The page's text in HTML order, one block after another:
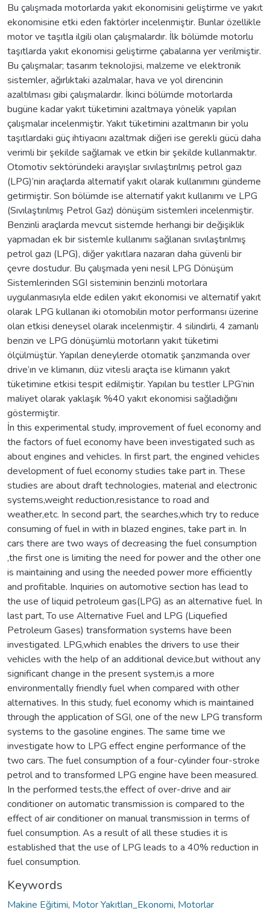
Bu çalışmada motorlarda yakıt ekonomisini geliştirme ve yakıt
ekonomisine etki eden faktörler incelenmiştir. Bunlar özellikle
motor ve taşıtla ilgili olan çalışmalardır. İlk bölümde motorlu
taşıtlarda yakıt ekonomisi geliştirme çabalarına yer verilmiştir.
Bu çalışmalar; tasarım teknolojisi, malzeme ve elektronik
sistemler, ağırlıktaki azalmalar, hava ve yol direncinin
azaltılması gibi çalışmalardır. İkinci bölümde motorlarda
bugüne kadar yakıt tüketimini azaltmaya yönelik yapılan
çalışmalar incelenmiştir. Yakıt tüketimini azaltmanın bir yolu
taşıtlardaki güç ihtiyacını azaltmak diğeri ise gerekli gücü daha
verimli bir şekilde sağlamak ve etkin bir şekilde kullanmaktır.
Otomotiv sektöründeki arayışlar sıvılaştırılmış petrol gazı
(LPG)’nin araçlarda alternatif yakıt olarak kullanımını gündeme
getirmiştir. Son bölümde ise alternatif yakıt kullanımı ve LPG
(Sıvılaştırılmış Petrol Gaz) dönüşüm sistemleri incelenmiştir.
Benzinli araçlarda mevcut sistemde herhangi bir değişiklik
yapmadan ek bir sistemle kullanımı sağlanan sıvılaştırılmış
petrol gazı (LPG), diğer yakıtlara nazaran daha güvenli bir
çevre dostudur. Bu çalışmada yeni nesil LPG Dönüşüm
Sistemlerinden SGI sisteminin benzinli motorlara
uygulanmasıyla elde edilen yakıt ekonomisi ve alternatif yakıt
olarak LPG kullanan iki otomobilin motor performansı üzerine
olan etkisi deneysel olarak incelenmiştir. 4 silindirli, 4 zamanlı
benzin ve LPG dönüşümlü motorların yakıt tüketimi
ölçülmüştür. Yapılan deneylerde otomatik şanzımanda over
drive’ın ve klimanın, düz vitesli araçta ise klimanın yakıt
tüketimine etkisi tespit edilmiştir. Yapılan bu testler LPG’nin
maliyet olarak yaklaşık %40 yakıt ekonomisi sağladığını
göstermiştir.
İn this experimental study, improvement of fuel economy and
the factors of fuel economy have been investigated such as
about engines and vehicles. In first part, the engined vehicles
development of fuel economy studies take part in. These
studies are about draft technologies, material and electronic
systems,weight reduction,resistance to road and
weather,etc. In second part, the searches,which try to reduce
consuming of fuel in with in blazed engines, take part in. In
cars there are two ways of decreasing the fuel consumption
,the first one is limiting the need for power and the other one
is maintaining and using the needed power more efficiently
and profitable. Inquiries on automotive section has lead to
the use of liquid petroleum gas(LPG) as an alternative fuel. In
last part, To use Alternative Fuel and LPG (Liquefied
Petroleum Gases) transformation systems have been
investigated. LPG,which enables the drivers to use their
vehicles with the help of an additional device,but without any
significant change in the present system,is a more
environmentally friendly fuel when compared with other
alternatives. In this study, fuel economy which is maintained
through the application of SGI, one of the new LPG transform
systems to the gasoline engines. The same time we
investigate how to LPG effect engine performance of the
two cars. The fuel consumption of a four-cylinder four-stroke
petrol and to transformed LPG engine have been measured.
In the performed tests,the effect of over-drive and air
conditioner on automatic transmission is compared to the
effect of air conditioner on manual transmission in terms of
fuel consumption. As a result of all these studies it is
established that the use of LPG leads to a 40% reduction in
fuel consumption.
Keywords
Makine Eğitimi, Motor Yakıtları_Ekonomi, Motorlar